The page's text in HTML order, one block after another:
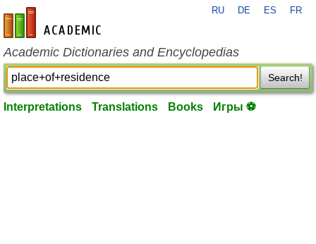
en-academic.com
RU DE ES FR
Academic Dictionaries and Encyclopedias
Search!
Interpretations Translations Books Игры ⚽